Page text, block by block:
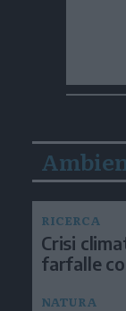
RICERCA
Crisi
farfalle
NATURA